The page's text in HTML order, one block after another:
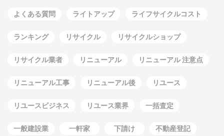
よくある質問 ライトアップ ライフサイクルコスト
ランキング リサイクル リサイクルショップ
リサイクル業者 リニューアル リニューアル 注意点
リニューアル工事 リニューアル後 リユース
リユースビジネス リユース業界 一括査定
一般建設業 一軒家 下請け 不動産登記